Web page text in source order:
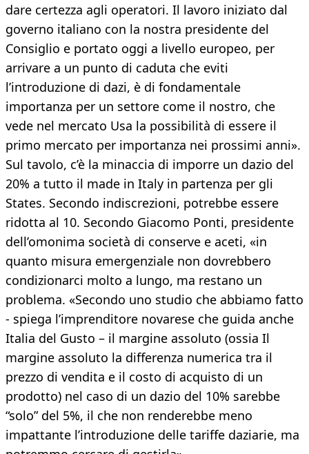
dare certezza agli operatori. Il lavoro iniziato dal
governo italiano con la nostra presidente del
Consiglio e portato oggi a livello europeo, per
arrivare a un punto di caduta che eviti
l’introduzione di dazi, è di fondamentale
importanza per un settore come il nostro, che
vede nel mercato Usa la possibilità di essere il
primo mercato per importanza nei prossimi anni».
Sul tavolo, c’è la minaccia di imporre un dazio del
20% a tutto il made in Italy in partenza per gli
States. Secondo indiscrezioni, potrebbe essere
ridotta al 10. Secondo Giacomo Ponti, presidente
dell’omonima società di conserve e aceti, «in
quanto misura emergenziale non dovrebbero
condizionarci molto a lungo, ma restano un
problema. «Secondo uno studio che abbiamo fatto
- spiega l’imprenditore novarese che guida anche
Italia del Gusto – il margine assoluto (ossia Il
margine assoluto la differenza numerica tra il
prezzo di vendita e il costo di acquisto di un
prodotto) nel caso di un dazio del 10% sarebbe
“solo” del 5%, il che non renderebbe meno
impattante l’introduzione delle tariffe daziarie, ma